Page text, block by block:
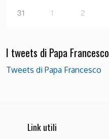
31 1 2
I tweets di Papa Francesco
Tweets di Papa Francesco
Link utili